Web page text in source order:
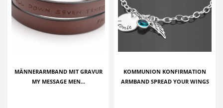
MÄNNERARMBAND MIT GRAVUR
MY MESSAGE MEN...
KOMMUNION KONFIRMATION
ARMBAND SPREAD YOUR WINGS